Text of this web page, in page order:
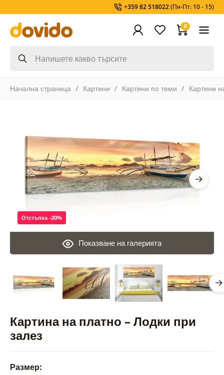
+359 82 518022(Пн-Пт: 10 - 15)
0
Начална страница Картини Картини по теми Картини
Картина на платно – Лодки при
залез
Показване на галерията
Отстъпка -20%
Размер: